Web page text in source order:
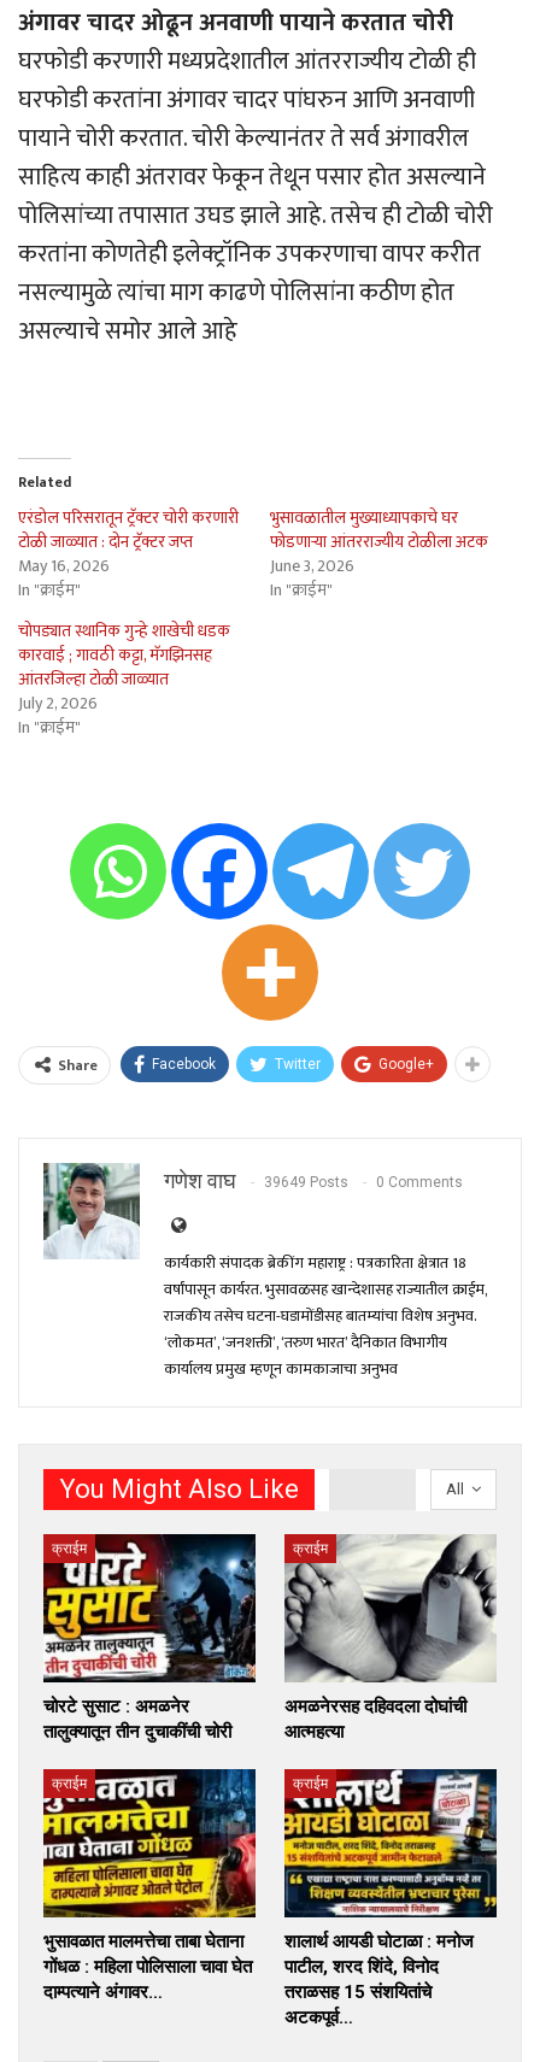
अंगावर चादर ओढून अनवाणी पायाने करतात चोरी
घरफोडी करणारी मध्यप्रदेशातील आंतरराज्यीय टोळी ही
घरफोडी करतांना अंगावर चादर पांघरुन आणि अनवाणी
पायाने चोरी करतात. चोरी केल्यानंतर ते सर्व अंगावरील
साहित्य काही अंतरावर फेकून तेथून पसार होत असल्याने
पोलिसांच्या तपासात उघड झाले आहे. तसेच ही टोळी चोरी
करतांना कोणतेही इलेक्ट्रॉनिक उपकरणाचा वापर करीत
नसल्यामुळे त्यांचा माग काढणे पोलिसांना कठीण होत
असल्याचे समोर आले आहे
Related
एरंडोल परिसरातून ट्रॅक्टर चोरी करणारी
टोळी जाळ्यात : दोन ट्रॅक्टर जप्त
May 16, 2026
In "क्राईम"
भुसावळातील मुख्याध्यापकाचे घर
फोडणार्‍या आंतरराज्यीय टोळीला अटक
June 3, 2026
In "क्राईम"
चोपड्यात स्थानिक गुन्हे शाखेची धडक
कारवाई ; गावठी कट्टा, मॅगझिनसह
आंतरजिल्हा टोळी जाळ्यात
July 2, 2026
In "क्राईम"
Share Facebook Twitter Google+
गणेश वाघ 39649 Posts 0 Comments
कार्यकारी संपादक ब्रेकींग महाराष्ट्र : पत्रकारिता क्षेत्रात 18
वर्षांपासून कार्यरत. भुसावळसह खान्देशासह राज्यातील क्राईम,
राजकीय तसेच घटना-घडामोंडीसह बातम्यांचा विशेष अनुभव.
‘लोकमत’, ‘जनशक्ती’, ‘तरुण भारत’ दैनिकात विभागीय
कार्यालय प्रमुख म्हणून कामकाजाचा अनुभव
All
You Might Also Like
क्राईम
चोरटे सुसाट : अमळनेर
तालुक्यातून तीन दुचाकींची चोरी
क्राईम
अमळनेरसह दहिवदला दोघांची
आत्महत्या
क्राईम
भुसावळात मालमत्तेचा ताबा घेताना
गोंधळ : महिला पोलिसाला चावा घेत
दाम्पत्याने अंगावर…
क्राईम
शालार्थ आयडी घोटाळा : मनोज
पाटील, शरद शिंदे, विनोद
तराळसह 15 संशयितांचे
अटकपूर्व…